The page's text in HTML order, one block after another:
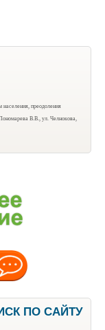
преодоления
В.В., ул. Челнокова,
ПО САЙТУ